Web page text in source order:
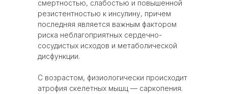
смертностью, слабостью и повышенной
резистентностью к инсулину, причем
последняя является важным фактором
риска неблагоприятных сердечно-
сосудистых исходов и метаболической
дисфункции.
С возрастом, физиологически происходит
атрофия скелетных мышц — саркопения.